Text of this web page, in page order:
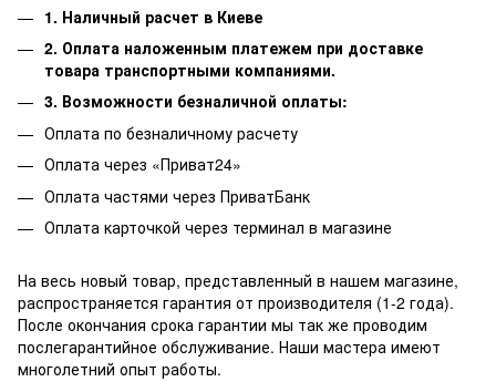
1. Наличный расчет в Киеве
2. Оплата наложенным платежем при доставке
товара транспортными компаниями.
3. Возможности безналичной оплаты:
Оплата по безналичному расчету
Оплата через «Приват24»
Оплата частями через ПриватБанк
Оплата карточкой через терминал в магазине
На весь новый товар, представленный в нашем магазине,
распространяется гарантия от производителя (1-2 года).
После окончания срока гарантии мы так же проводим
послегарантийное обслуживание. Наши мастера имеют
многолетний опыт работы.